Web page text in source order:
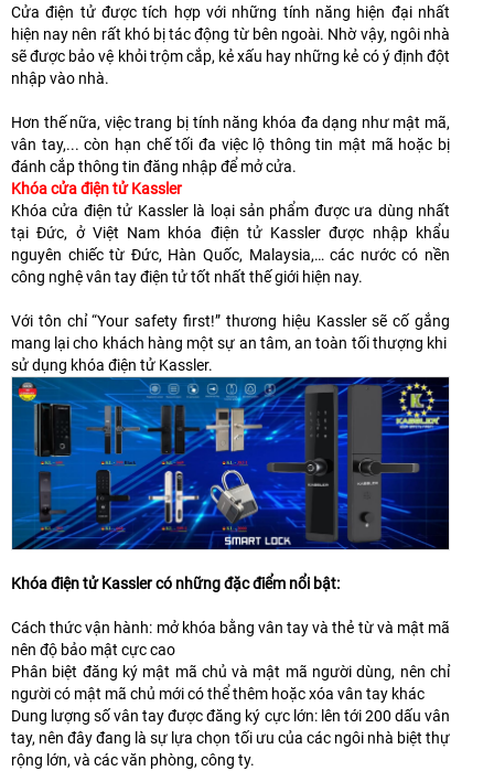
Cửa điện tử được tích hợp với những tính năng hiện đại nhất
hiện nay nên rất khó bị tác động từ bên ngoài. Nhờ vậy, ngôi nhà
sẽ được bảo vệ khỏi trộm cắp, kẻ xấu hay những kẻ có ý định đột
nhập vào nhà.
Hơn thế nữa, việc trang bị tính năng khóa đa dạng như mật mã,
vân tay,... còn hạn chế tối đa việc lộ thông tin mật mã hoặc bị
đánh cắp thông tin đăng nhập để mở cửa.
Khóa cửa điện tử Kassler
Khóa cửa điện tử Kassler là loại sản phẩm được ưa dùng nhất
tại Đức, ở Việt Nam khóa điện tử Kassler được nhập khẩu
nguyên chiếc từ Đức, Hàn Quốc, Malaysia,… các nước có nền
công nghệ vân tay điện tử tốt nhất thế giới hiện nay.
Với tôn chỉ “Your safety first!” thương hiệu Kassler sẽ cố gắng
mang lại cho khách hàng một sự an tâm, an toàn tối thượng khi
sử dụng khóa điện tử Kassler.
Khóa điện tử Kassler có những đặc điểm nổi bật:
Cách thức vận hành: mở khóa bằng vân tay và thẻ từ và mật mã
nên độ bảo mật cực cao
Phân biệt đăng ký mật mã chủ và mật mã người dùng, nên chỉ
người có mật mã chủ mới có thể thêm hoặc xóa vân tay khác
Dung lượng số vân tay được đăng ký cực lớn: lên tới 200 dấu vân
tay, nên đây đang là sự lựa chọn tối ưu của các ngôi nhà biệt thự
rộng lớn, và các văn phòng, công ty.